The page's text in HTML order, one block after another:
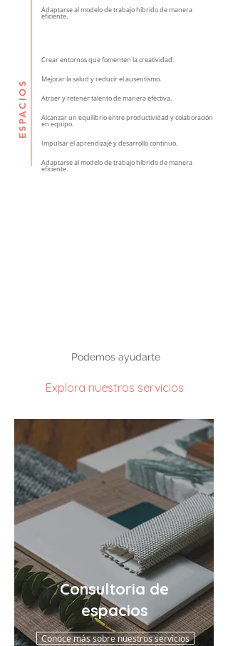
Adaptarse al modelo de trabajo híbrido de manera
eficiente.
Crear entornos que fomenten la creatividad.
Mejorar la salud y reducir el ausentismo.
Atraer y retener talento de manera efectiva.
Alcanzar un equilibrio entre productividad y colaboración
en equipo.
Impulsar el aprendizaje y desarrollo continuo.
Adaptarse al modelo de trabajo híbrido de manera
eficiente.
ESPACIOS
Podemos ayudarte
Explora nuestros servicios
Consultoria de
espacios
Conoce más sobre nuestros servicios